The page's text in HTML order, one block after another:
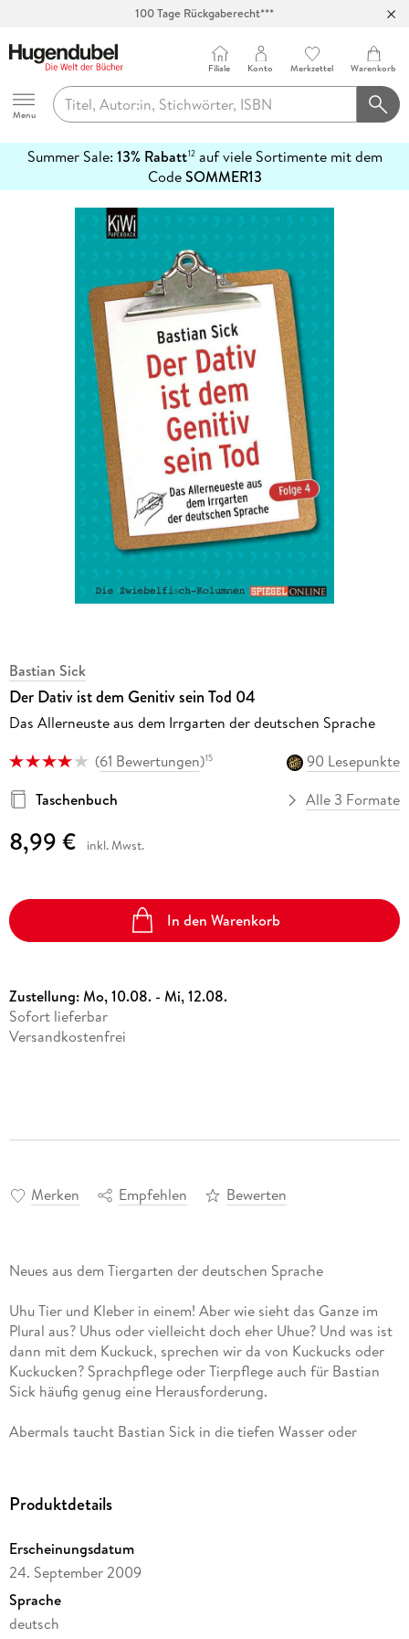
100 Tage Rückgaberecht***
Hugendubel
Menu
Filiale Konto Merkzettel Warenkorb
Summer Sale: 13% Rabatt12auf viele Sortimente mit dem
CodeSOMMER13
erfahren
Bastian Sick
Der Dativ ist dem Genitiv sein Tod 04
Das Allerneuste aus dem Irrgarten der deutschen Sprache
(61 Bewertungen)15
90 Lesepunkte
Taschenbuch
Alle 3 Formate
8,99 € inkl. Mwst.
In den Warenkorb
Zustellung:Mo, 10.08. - Mi, 12.08.
Sofort lieferbar
Versandkostenfrei
Merken Empfehlen Bewerten
Neues aus dem Tiergarten der deutschen Sprache
Uhu Tier und Kleber in einem! Aber wie sieht das Ganze im
Plural aus? Uhus oder vielleicht doch eher Uhue? Und was ist
dann mit dem Kuckuck, sprechen wir da von Kuckucks oder
Kuckucken? Sprachpflege oder Tierpflege auch für Bastian
Sick häufig genug eine Herausforderung.
Abermals taucht Bastian Sick in die tiefen Wasser oder
Stilblüten und Paradoxe, der grandiosen etymologischen
Warum heißt der Maulwurf eigentlich Maulwurf? Wachsen
Schattenmorellen im Schatten? Ist der Hirsch das männliche
Pendant zum Reh und was hat das alles mit Bambi zu tun?
Spätestens wenn man von eingefleischten Vegetariern
Produktdetails
Erscheinungsdatum
24. September 2009
Sprache
deutsch